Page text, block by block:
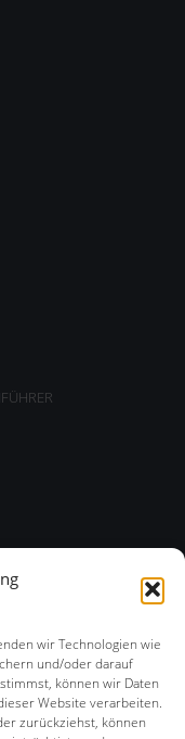
wir Technologien wie
und/oder darauf
können wir Daten
Website verarbeiten.
zurückziehst, können